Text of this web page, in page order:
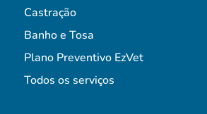
Castração
Banho e Tosa
Plano Preventivo EzVet
Todos os serviços